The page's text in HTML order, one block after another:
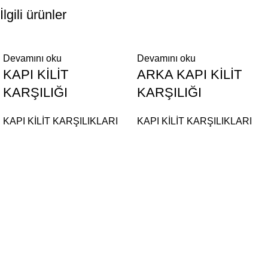
İlgili ürünler
Devamını oku
KAPI KİLİT
KARŞILIĞI
KAPI KİLİT KARŞILIKLARI
Devamını oku
ARKA KAPI KİLİT
KARŞILIĞI
KAPI KİLİT KARŞILIKLARI